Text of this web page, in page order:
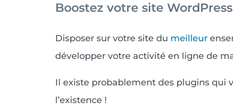
Boostez votre site
Disposer sur votre site du meilleur
développer votre activité en ligne de
Il existe probablement des plugins qui
l’existence !